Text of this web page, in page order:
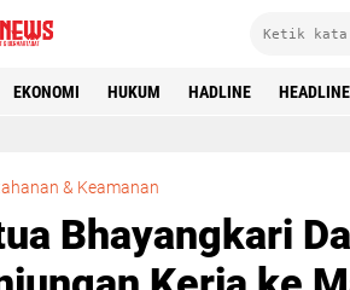
EKONOMI HUKUM HADLINE HEADLINE
& Keamanan
Bhayangkari